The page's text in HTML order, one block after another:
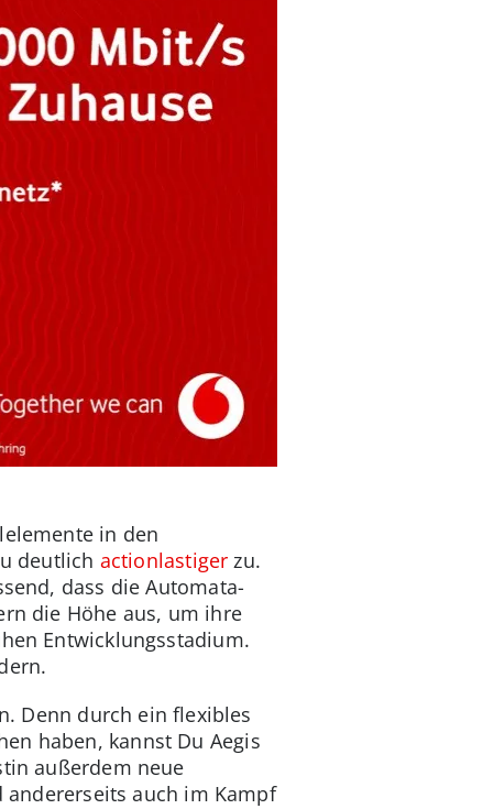
in den
deutlich actionlastiger zu.
dass die Automata-
die Höhe aus, um ihre
Entwicklungsstadium.
Denn durch ein flexibles
haben, kannst Du Aegis
außerdem neue
andererseits auch im Kampf